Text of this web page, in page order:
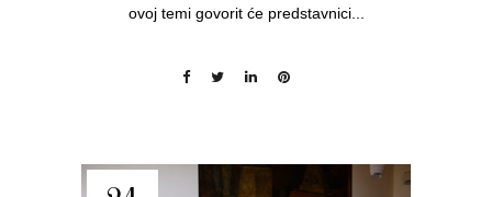
ovoj temi govorit će predstavnici...